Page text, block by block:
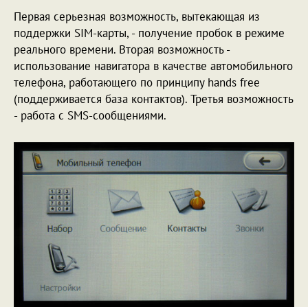
Первая серьезная возможность, вытекающая из
поддержки SIM-карты, - получение пробок в режиме
реального времени. Вторая возможность -
использование навигатора в качестве автомобильного
телефона, работающего по принципу hands free
(поддерживается база контактов). Третья возможность
- работа с SMS-сообщениями.